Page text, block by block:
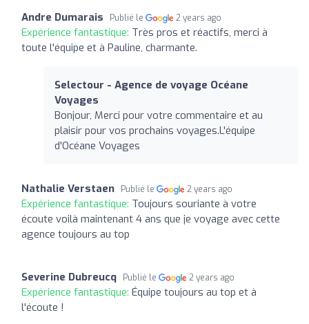
Andre Dumarais Publié le 2 years ago
Expérience fantastique: Très pros et réactifs, merci à
toute l'équipe et à Pauline, charmante.
Selectour - Agence de voyage Océane
Voyages
Bonjour, Merci pour votre commentaire et au
plaisir pour vos prochains voyages.L'équipe
d'Océane Voyages
Nathalie Verstaen Publié le 2 years ago
Expérience fantastique: Toujours souriante à votre
écoute voilà maintenant 4 ans que je voyage avec cette
agence toujours au top
Severine Dubreucq Publié le 2 years ago
Expérience fantastique: Équipe toujours au top et à
l'écoute !